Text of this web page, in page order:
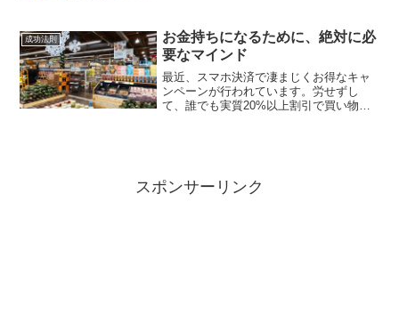
成功法則
お金持ちになるために、絶対に必
要なマインド
最近、スマホ決済で凄まじくお得なキャ
ンペーンが行われています。労せずし
て、誰でも実質20%以上割引で買い物が
スポンサーリンク